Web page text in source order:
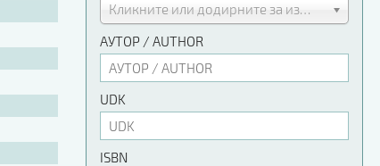
Кликните или додирните за избор
АУТОР / AUTHOR
UDK
ISBN